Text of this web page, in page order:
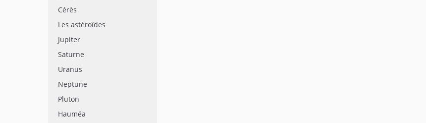
Cérès
Les astéroïdes
Jupiter
Saturne
Uranus
Neptune
Pluton
Hauméa